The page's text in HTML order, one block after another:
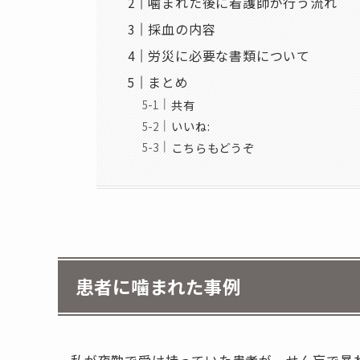
採血の内容
労災に必要な書類について
まとめ
共有
いいね:
こちらもどうぞ
患者に噛まれた事例